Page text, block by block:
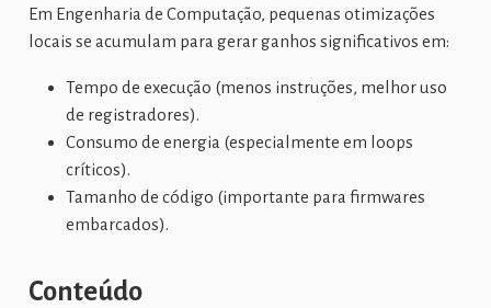
Em Engenharia de Computação, pequenas otimizações
locais se acumulam para gerar ganhos significativos em:
Tempo de execução (menos instruções, melhor uso
de registradores).
Consumo de energia (especialmente em loops
críticos).
Tamanho de código (importante para firmwares
embarcados).
Conteúdo